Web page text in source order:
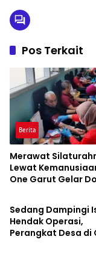
Pos Terkait
Berita
Merawat
Lewat
One Garut Gelar
Berita
Sedang Dampingi
Hendak Operasi,
Perangkat Desa di
Berita